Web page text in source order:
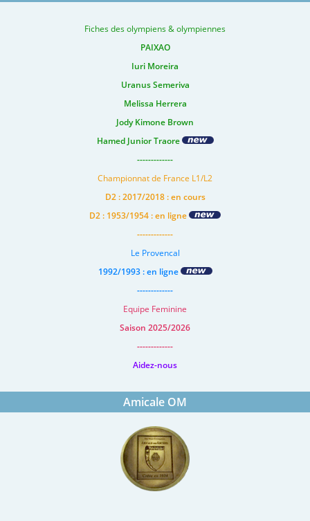
Fiches des olympiens & olympiennes
PAIXAO
Iuri Moreira
Uranus Semeriva
Melissa Herrera
Jody Kimone Brown
Hamed Junior Traore
-------------
Championnat de France L1/L2
D2 : 2017/2018 : en cours
D2 : 1953/1954 : en ligne
-------------
Le Provencal
1992/1993 : en ligne
-------------
Equipe Feminine
Saison 2025/2026
-------------
Aidez-nous
Amicale OM